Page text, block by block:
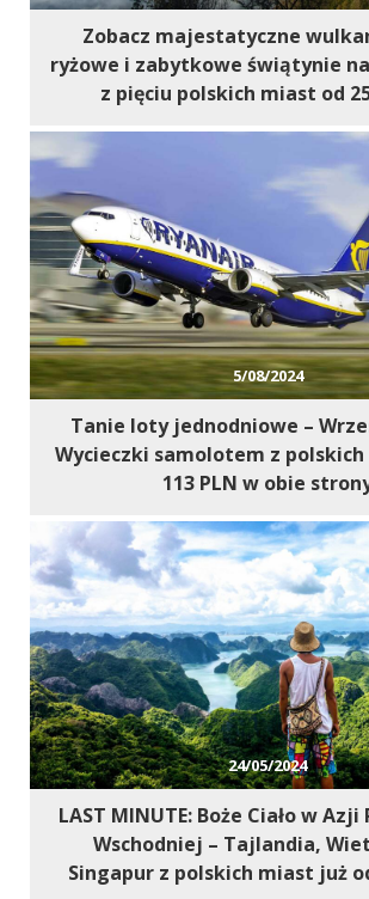
Zobacz majestatyczne
ryżowe i zabytkowe świątynie
z pięciu polskich miast od
5/08/2024
Tanie loty jednodniowe –
Wycieczki samolotem z
113 PLN w obie
24/05/2024
LAST MINUTE: Boże Ciało w Azji
Wschodniej – Tajlandia,
Singapur z polskich miast już